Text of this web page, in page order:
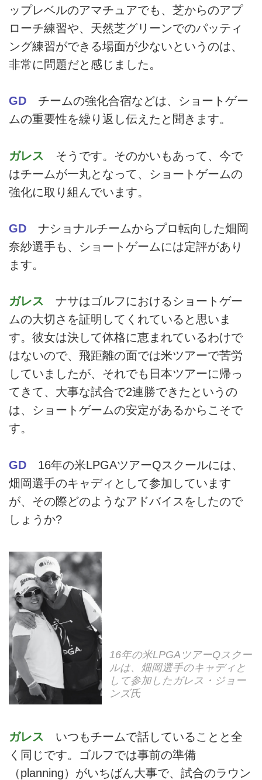
ップレベルのアマチュアでも、芝からのアプ
ローチ練習や、天然芝グリーンでのパッティ
ング練習ができる場面が少ないというのは、
非常に問題だと感じました。
GD チームの強化合宿などは、ショートゲー
ムの重要性を繰り返し伝えたと聞きます。
ガレス そうです。そのかいもあって、今で
はチームが一丸となって、ショートゲームの
強化に取り組んでいます。
GD ナショナルチームからプロ転向した畑岡
奈紗選手も、ショートゲームには定評があり
ます。
ガレス ナサはゴルフにおけるショートゲー
ムの大切さを証明してくれていると思いま
す。彼女は決して体格に恵まれているわけで
はないので、飛距離の面では米ツアーで苦労
していましたが、それでも日本ツアーに帰っ
てきて、大事な試合で2連勝できたというの
は、ショートゲームの安定があるからこそで
す。
GD 16年の米LPGAツアーQスクールには、
畑岡選手のキャディとして参加しています
が、その際どのようなアドバイスをしたので
しょうか?
16年の米LPGAツアーQスクー
ルは、畑岡選手のキャディと
して参加したガレス・ジョー
ンズ氏
ガレス いつもチームで話していることと全
く同じです。ゴルフでは事前の準備
（planning）がいちばん大事で、試合のラウン